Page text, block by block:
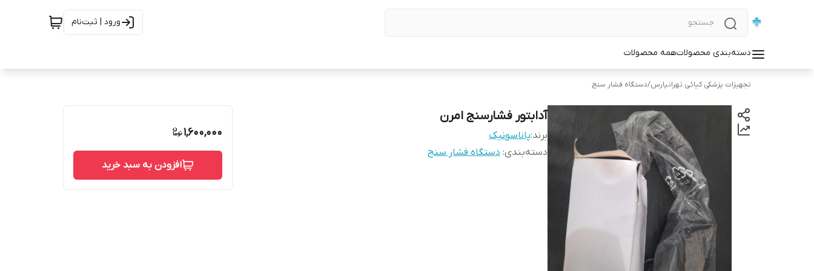
ورود | ثبت‌نام
دسته‌بندی محصولاتهمه محصولات
تجهیزات پزشکی کیائی تهرانپارس/دستگاه فشار سنج
آدابتور فشارسنج امرن
برند:پاناسونیک
دسته‌بندی: دستگاه فشار سنج
1,600,000
افزودن به سبد خرید